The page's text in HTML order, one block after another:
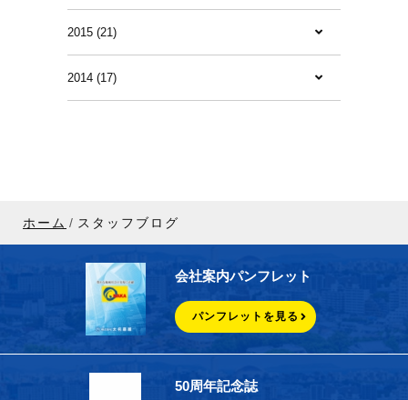
2015 (21)
2014 (17)
ホーム スタッフブログ
会社案内パンフレット
パンフレットを見る
50周年記念誌